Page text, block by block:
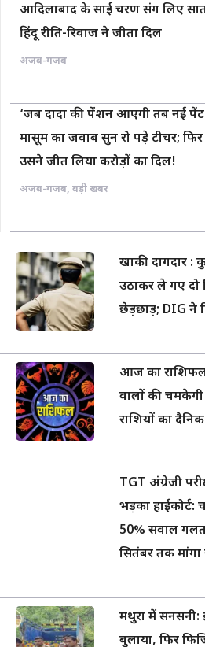
आदिलाबाद के साई चरण संग लिए
हिंदू रीति-रिवाज ने जीता दिल
अजब-गजब
‘जब दादा की पेंशन आएगी तब नई
मासूम का जवाब सुन रो पड़े टीचर;
उसने जीत लिया करोड़ों का दिल!
अजब-गजब, बड़ी खबर
खाकी दागदार :
उठाकर ले गए दो
छेड़छाड़; DIG ने
आज का
वालों की
राशियों का
TGT अंग्रेजी
भड़का
50% सवाल गलत
सितंबर तक
मथुरा में सनसनी:
बुलाया, फिर